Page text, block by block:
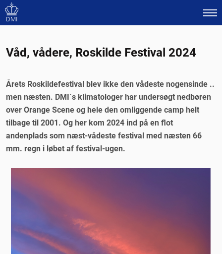
DMI
Våd, vådere, Roskilde Festival 2024
Årets Roskildefestival blev ikke den vådeste nogensinde ..
men næsten. DMI´s klimatologer har undersøgt nedbøren
over Orange Scene og hele den omliggende camp helt
tilbage til 2001. Og her kom 2024 ind på en flot
andenplads som næst-vådeste festival med næsten 66
mm. regn i løbet af festival-ugen.